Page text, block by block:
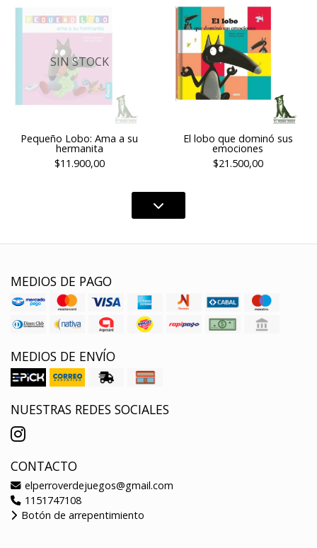
SIN STOCK
Pequeño Lobo: Ama a su
hermanita
$11.900,00
El lobo que dominó sus
emociones
$21.500,00
MEDIOS DE PAGO
MEDIOS DE ENVÍO
NUESTRAS REDES SOCIALES
CONTACTO
elperroverdejuegos@gmail.com
1151747108
Botón de arrepentimiento